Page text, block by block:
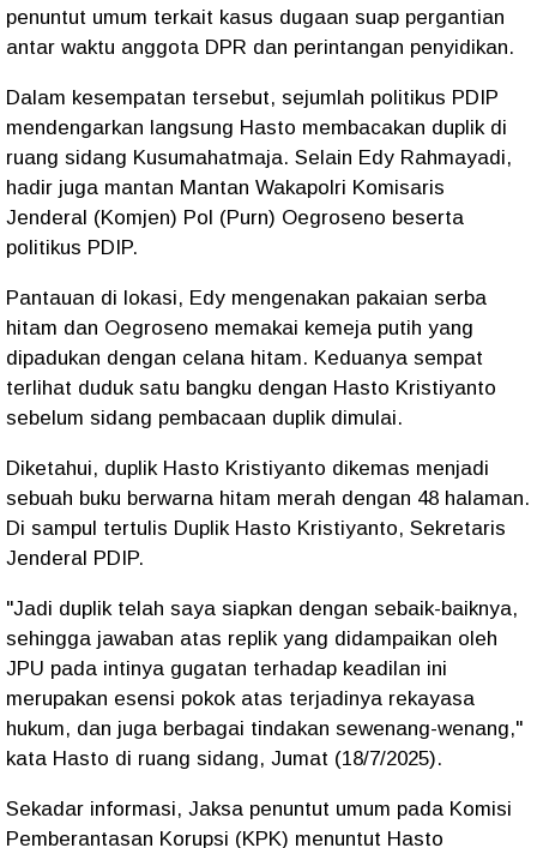
penuntut umum terkait kasus dugaan suap pergantian
antar waktu anggota DPR dan perintangan penyidikan.
Dalam kesempatan tersebut, sejumlah politikus PDIP
mendengarkan langsung Hasto membacakan duplik di
ruang sidang Kusumahatmaja. Selain Edy Rahmayadi,
hadir juga mantan Mantan Wakapolri Komisaris
Jenderal (Komjen) Pol (Purn) Oegroseno beserta
politikus PDIP.
Pantauan di lokasi, Edy mengenakan pakaian serba
hitam dan Oegroseno memakai kemeja putih yang
dipadukan dengan celana hitam. Keduanya sempat
terlihat duduk satu bangku dengan Hasto Kristiyanto
sebelum sidang pembacaan duplik dimulai.
Diketahui, duplik Hasto Kristiyanto dikemas menjadi
sebuah buku berwarna hitam merah dengan 48 halaman.
Di sampul tertulis Duplik Hasto Kristiyanto, Sekretaris
Jenderal PDIP.
"Jadi duplik telah saya siapkan dengan sebaik-baiknya,
sehingga jawaban atas replik yang didampaikan oleh
JPU pada intinya gugatan terhadap keadilan ini
merupakan esensi pokok atas terjadinya rekayasa
hukum, dan juga berbagai tindakan sewenang-wenang,"
kata Hasto di ruang sidang, Jumat (18/7/2025).
Sekadar informasi, Jaksa penuntut umum pada Komisi
Pemberantasan Korupsi (KPK) menuntut Hasto